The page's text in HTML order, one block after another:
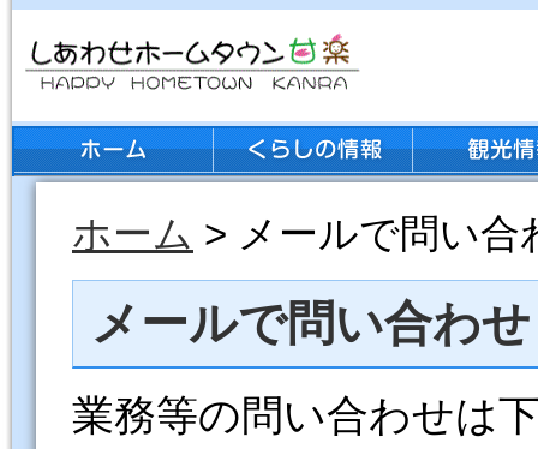
ホーム > メールで問い合
メールで問い合わせ
業務等の問い合わせは